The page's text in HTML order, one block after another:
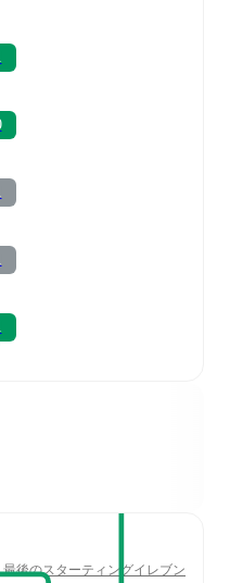
最後のスターティングイレブン